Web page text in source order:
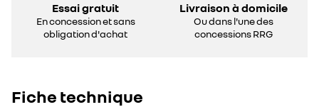
Essai gratuit
En concession et sans
obligation d'achat
Livraison à domicile
Ou dans l'une des
concessions RRG
Fiche technique